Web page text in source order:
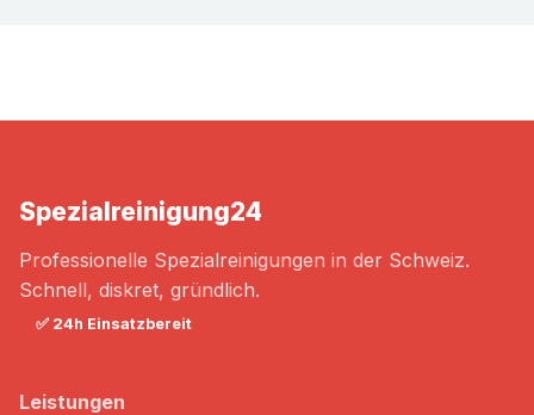
Spezialreinigung24
Professionelle Spezialreinigungen in der Schweiz.
Schnell, diskret, gründlich.
✅ 24h Einsatzbereit
Leistungen